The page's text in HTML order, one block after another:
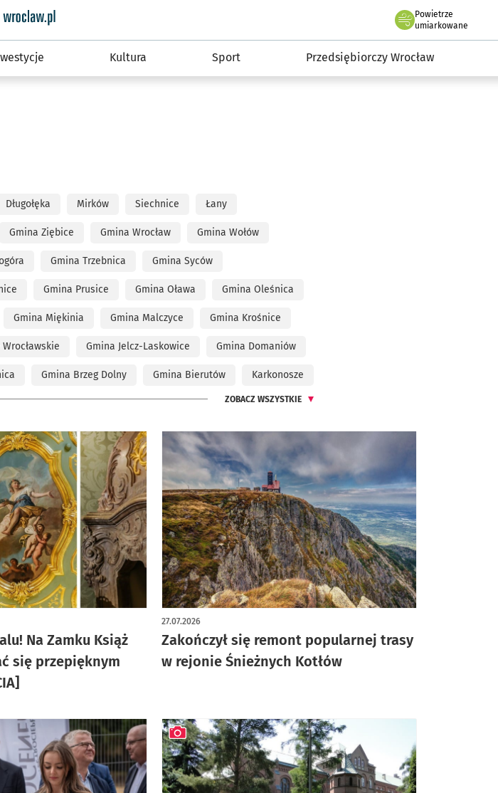
Serwis informacyjny wroclaw.pl
Powietrze
we Wrocławiu
umiarkowane
Kultura Sport Przedsiębiorczy Wrocław
Długołęka Mirków Siechnice Łany
Gmina Ziębice Gmina Wrocław Gmina Wołów
Gmina Trzebnica Gmina Syców
Gmina Prusice Gmina Oława Gmina Oleśnica
Gmina Miękinia Gmina Malczyce Gmina Krośnice
Gmina Jelcz-Laskowice Gmina Domaniów
Gmina Brzeg Dolny Gmina Bierutów Karkonosze
ZOBACZ WSZYSTKIE
Na Zamku Książ
się przepięknym
Zakończył się remont popularnej trasy
w rejonie Śnieżnych Kotłów
27.07.2026